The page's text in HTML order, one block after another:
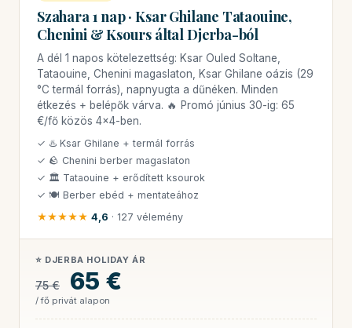
Szahara 1 nap · Ksar Ghilane Tataouine,
Chenini & Ksours által Djerba-ból
A dél 1 napos kötelezettség: Ksar Ouled Soltane,
Tataouine, Chenini magaslaton, Ksar Ghilane oázis (29
°C termál forrás), napnyugta a dűnéken. Minden
étkezés + belépők várva. 🔥 Promó június 30-ig: 65
€/fő közös 4x4-ben.
✓ ♨️ Ksar Ghilane + termál forrás
✓ 🪨 Chenini berber magaslaton
✓ 🏛 Tataouine + erődített ksourok
✓ 🍽 Berber ebéd + mentateához
★★★★★ 4,6 · 127 vélemény
⭐ DJERBA HOLIDAY ÁR
75 € 65 €
/ fő privát alapon